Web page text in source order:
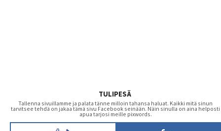
TULIPESÄ
Tallenna sivuillamme ja palata tänne milloin tahansa haluat. Kaikki mitä sinun
tarvitsee tehdä on jakaa tämä sivu Facebook seinään. Näin sinulla on aina helposti
apua tarjosi meille pixwords.